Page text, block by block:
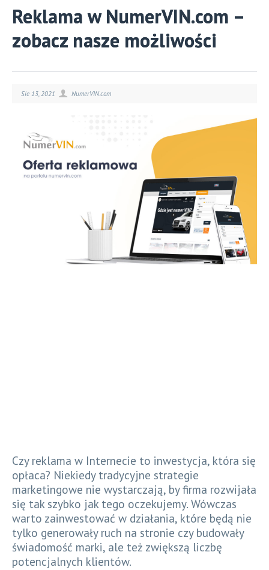
Reklama w NumerVIN.com –
zobacz nasze możliwości
Sie 13, 2021 NumerVIN.com
Czy reklama w Internecie to inwestycja, która się
opłaca? Niekiedy tradycyjne strategie
marketingowe nie wystarczają, by firma rozwijała
się tak szybko jak tego oczekujemy. Wówczas
warto zainwestować w działania, które będą nie
tylko generowały ruch na stronie czy budowały
świadomość marki, ale też zwiększą liczbę
potencjalnych klientów.